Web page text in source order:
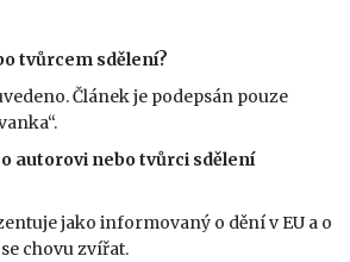
tvůrcem sdělení?
Článek je podepsán pouze
autorovi nebo tvůrci sdělení
jako informovaný o dění v EU a o
chovu zvířat.